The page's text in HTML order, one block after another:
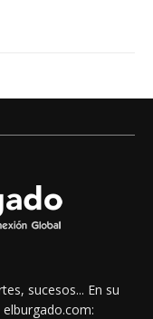
sucesos... En su